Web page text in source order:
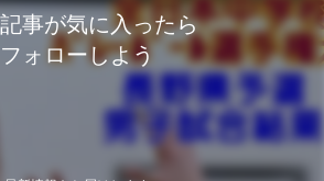
事が気に入ったら
フォローしよう